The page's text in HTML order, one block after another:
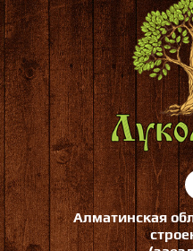
Алматинская